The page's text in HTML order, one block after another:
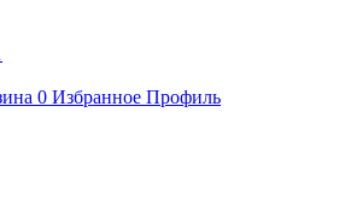
0 Избранное Профиль